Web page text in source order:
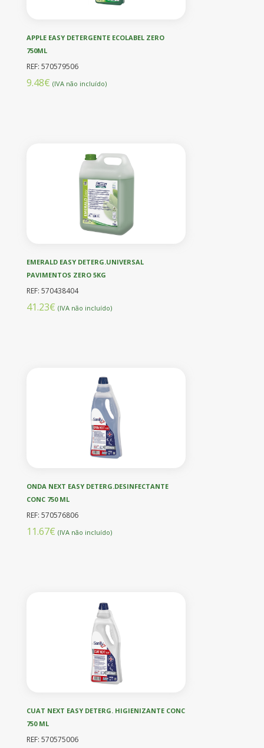
APPLE EASY DETERGENTE ECOLABEL ZERO
750ML
REF: 570579506
9.48€ (IVA não incluído)
EMERALD EASY DETERG.UNIVERSAL
PAVIMENTOS ZERO 5KG
REF: 570438404
41.23€ (IVA não incluído)
ONDA NEXT EASY DETERG.DESINFECTANTE
CONC 750 ML
REF: 570576806
11.67€ (IVA não incluído)
CUAT NEXT EASY DETERG. HIGIENIZANTE CONC
750 ML
REF: 570575006